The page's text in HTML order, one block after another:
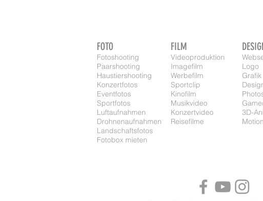
FOTO
Fotoshooting
Paarshooting
Haustiershooting
Konzertfotos
Eventfotos
Sportfotos
Luftaufnahmen
Drohnenaufnahmen
Landschaftsfotos
Fotobox mieten
FILM
Videoproduktion
Imagefilm
Werbefilm
Sportclip
Kinofilm
Musikvideo
Konzertvideo
Reisefilme
Logo
Grafik
3D-